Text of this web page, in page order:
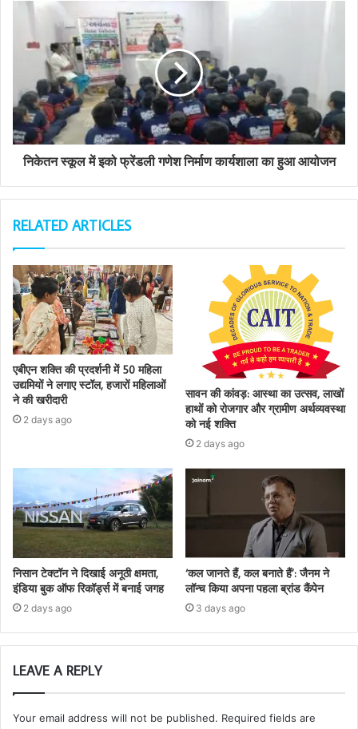
निकेतन स्कूल में इको फ्रेंडली गणेश निर्माण कार्यशाला का हुआ आयोजन
RELATED ARTICLES
एबीएन शक्ति की प्रदर्शनी में 50 महिला
उद्यमियों ने लगाए स्टॉल, हजारों महिलाओं
ने की खरीदारी
2 days ago
सावन की कांवड़: आस्था का उत्सव, लाखों
हाथों को रोजगार और ग्रामीण अर्थव्यवस्था
को नई शक्ति
2 days ago
निसान टेक्टॉन ने दिखाई अनूठी क्षमता,
इंडिया बुक ऑफ रिकॉर्ड्स में बनाई जगह
2 days ago
‘कल जानते हैं, कल बनाते हैं’: जैनम ने
लॉन्च किया अपना पहला ब्रांड कैंपेन
3 days ago
LEAVE A REPLY
Your email address will not be published. Required fields are